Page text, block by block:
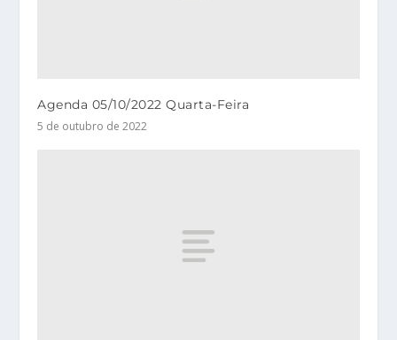
Agenda 05/10/2022 Quarta-Feira
5 de outubro de 2022